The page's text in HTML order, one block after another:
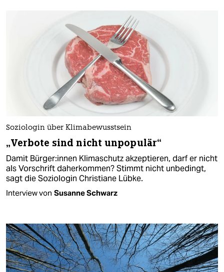
Soziologin über Klimabewusstsein
„Verbote sind nicht unpopulär“
Damit Bür­ge­r:in­nen Klimaschutz akzeptieren, darf er nicht
als Vorschrift daherkommen? Stimmt nicht unbedingt,
sagt die Soziologin Christiane Lübke.
Interview von Susanne Schwarz